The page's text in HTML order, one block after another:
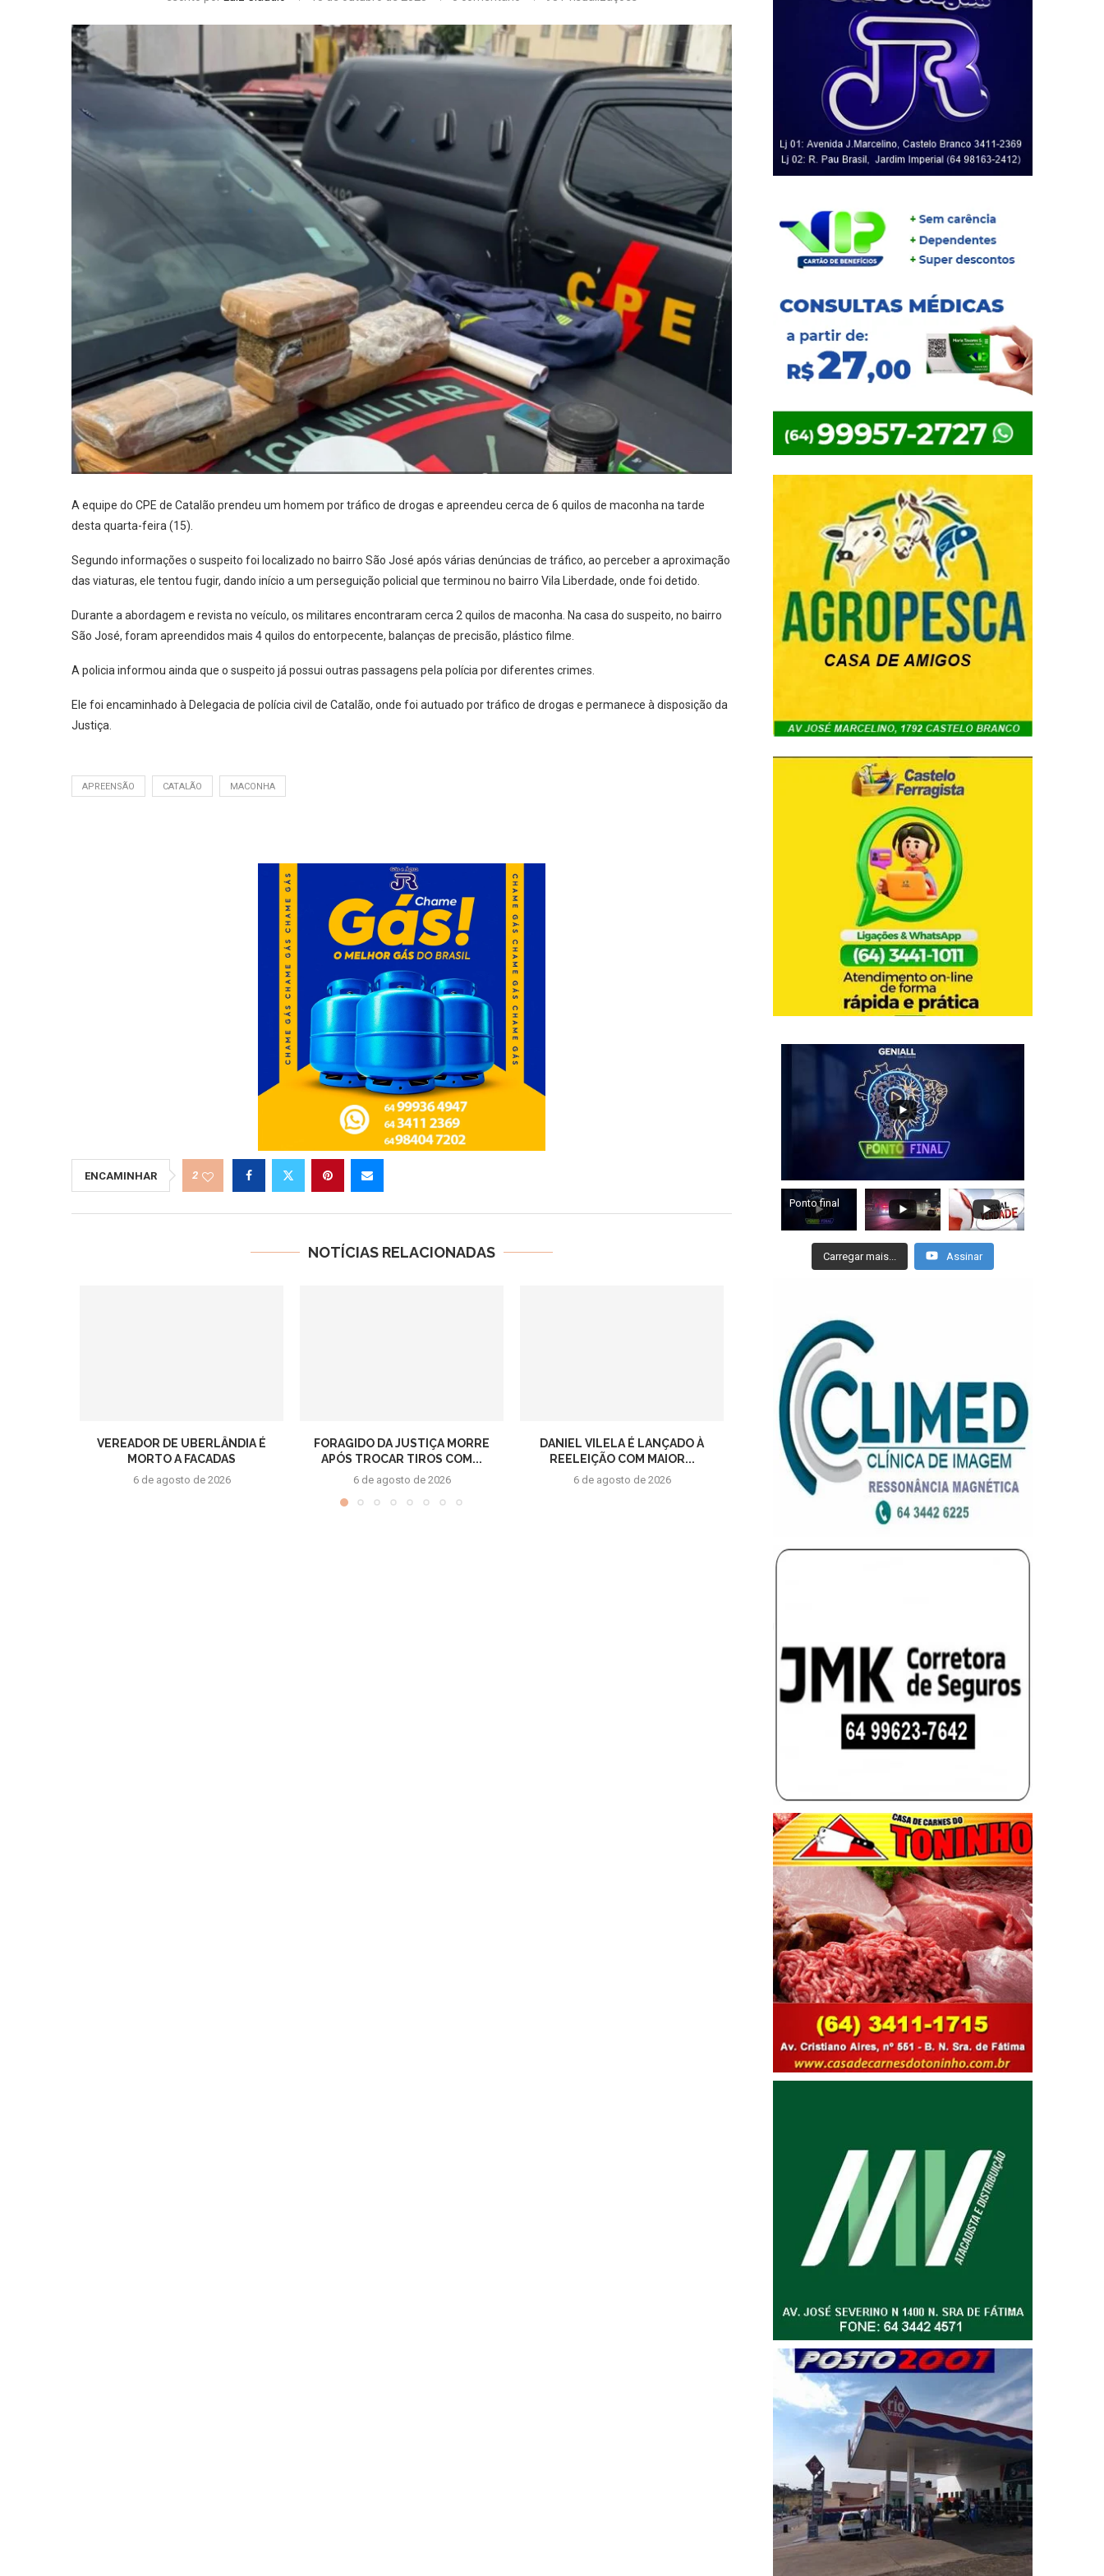
A equipe do CPE de Catalão prendeu um homem por tráfico de drogas e apreendeu cerca de 6 quilos de maconha na tarde
desta quarta-feira (15).
Segundo informações o suspeito foi localizado no bairro São José após várias denúncias de tráfico, ao perceber a aproximação
das viaturas, ele tentou fugir, dando início a um perseguição policial que terminou no bairro Vila Liberdade, onde foi detido.
Durante a abordagem e revista no veículo, os militares encontraram cerca 2 quilos de maconha. Na casa do suspeito, no bairro
São José, foram apreendidos mais 4 quilos do entorpecente, balanças de precisão, plástico filme.
A policia informou ainda que o suspeito já possui outras passagens pela polícia por diferentes crimes.
Ele foi encaminhado à Delegacia de polícia civil de Catalão, onde foi autuado por tráfico de drogas e permanece à disposição da
Justiça.
APREENSÃO CATALÃO MACONHA
ENCAMINHAR 2
NOTÍCIAS RELACIONADAS
VEREADOR DE UBERLÂNDIA É
MORTO A FACADAS
6 de agosto de 2026
FORAGIDO DA JUSTIÇA MORRE
APÓS TROCAR TIROS COM...
6 de agosto de 2026
DANIEL VILELA É LANÇADO À
REELEIÇÃO COM MAIOR...
6 de agosto de 2026
RENATO RIBEIRO OFICIALIZA
CANDIDATURA EM CONVENÇÃO
5 de agosto de 2026
METABASE
PRESTADORA DA
3 de agosto de
Ponto final
Carregar mais... Assinar